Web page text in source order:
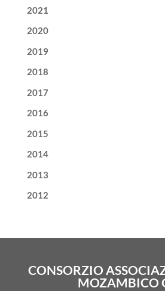
2021
2020
2019
2018
2017
2016
2015
2014
2013
2012
CONSORZIO
MOZAMBICO